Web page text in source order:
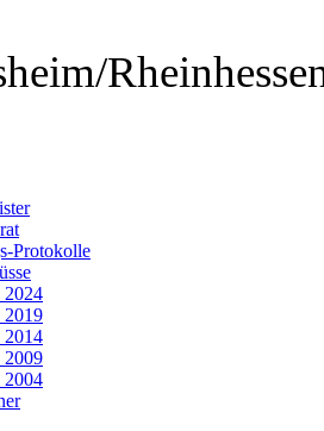
Protokolle
2024
2019
2014
2009
2004